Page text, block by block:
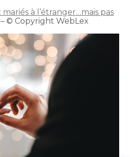
à l’étranger…mais pas
– © Copyright WebLex